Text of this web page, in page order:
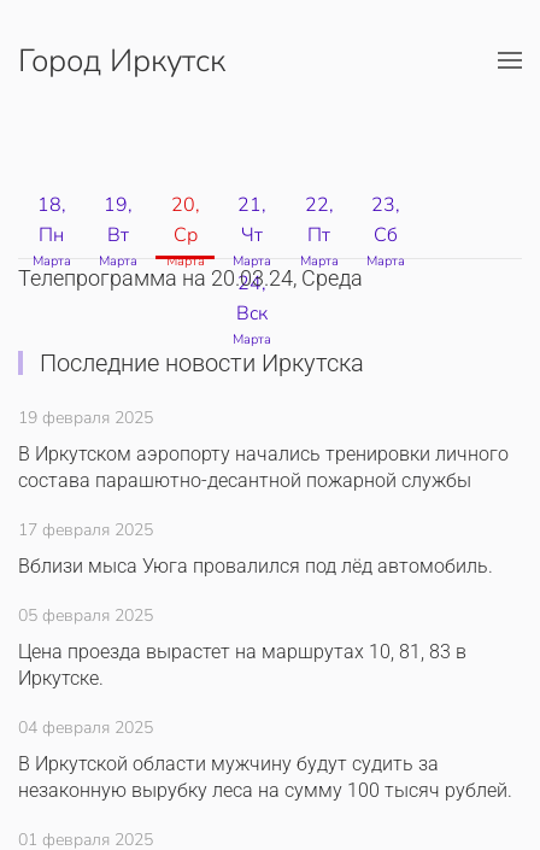
Перейти к содержимому
Город Иркутск
18,
Пн
Марта
19,
Вт
Марта
20,
Ср
Марта
21,
Чт
Марта
22,
Пт
Марта
23,
Сб
Марта
24,
Вск
Марта
Телепрограмма на 20.03.24, Среда
Последние новости Иркутска
19 февраля 2025
В Иркутском аэропорту начались тренировки личного
состава парашютно-десантной пожарной службы
17 февраля 2025
Вблизи мыса Уюга провалился под лёд автомобиль.
05 февраля 2025
Цена проезда вырастет на маршрутах 10, 81, 83 в
Иркутске.
04 февраля 2025
В Иркутской области мужчину будут судить за
незаконную вырубку леса на сумму 100 тысяч рублей.
01 февраля 2025